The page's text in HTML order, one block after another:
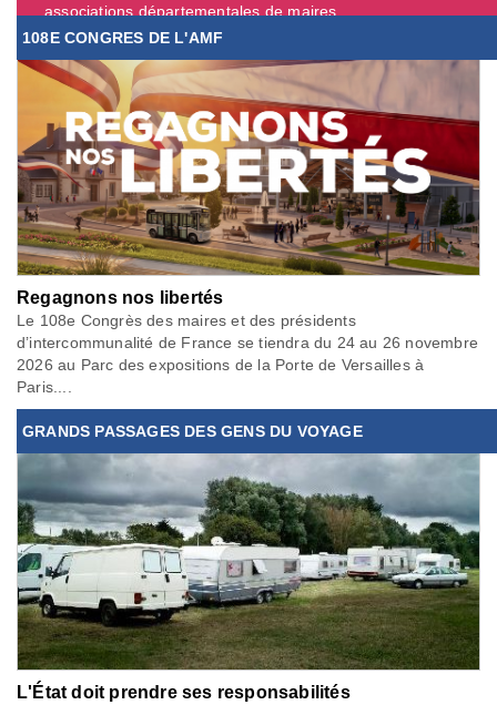
associations départementales de maires. ...
108E CONGRES DE L'AMF
Regagnons nos libertés
Le 108e Congrès des maires et des présidents
d’intercommunalité de France se tiendra du 24 au 26 novembre
2026 au Parc des expositions de la Porte de Versailles à
Paris....
GRANDS PASSAGES DES GENS DU VOYAGE
L'État doit prendre ses responsabilités